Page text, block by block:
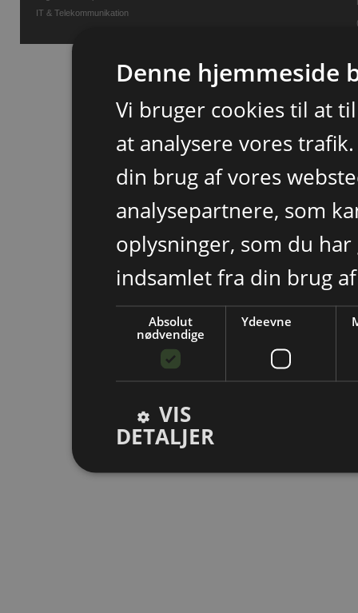
IT & Telekommunikation
Denne hjemmeside
Vi bruger cookies til at
at analysere vores
din brug af vores
analysepartnere, som
oplysninger, som du
indsamlet fra din brug
Absolut
nødvendige
Ydeevne
VIS
DETALJER